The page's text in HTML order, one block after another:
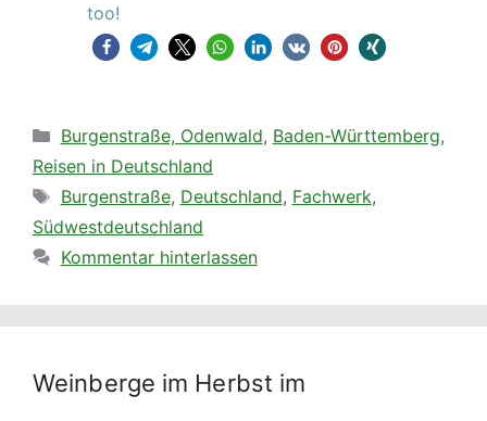
too!
Kategorien
Burgenstraße, Odenwald, Baden-Württemberg,
Reisen in Deutschland
Schlagwörter
Burgenstraße, Deutschland, Fachwerk,
Südwestdeutschland
Kommentar hinterlassen
Weinberge im Herbst im